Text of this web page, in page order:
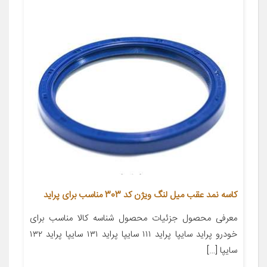
کاسه نمد عقب میل لنگ ویژن کد 303 مناسب برای پراید
معرفی محصول جزئیات محصول شناسه کالا مناسب برای
خودرو پراید سایپا پراید ۱۱۱ سایپا پراید ۱۳۱ سایپا پراید ۱۳۲
سایپا […]